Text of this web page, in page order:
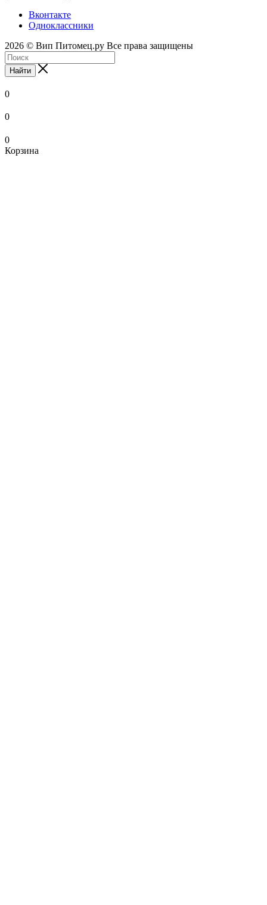
Вконтакте
Одноклассники
2026 © Вип Питомец.ру Все права защищены
Найти
0
0
0
Корзина